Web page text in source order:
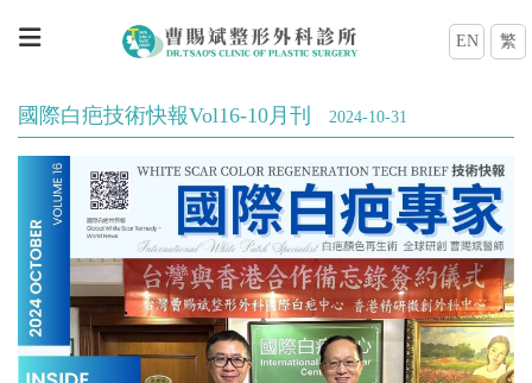
EN 繁
國際白疤技術快報Vol16-10月刊 2024-10-31